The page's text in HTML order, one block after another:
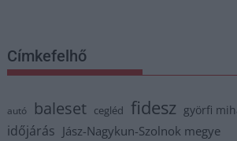
Címkefelhő
autó baleset cegléd fidesz györfi
időjárás Jász-Nagykun-Szolnok megye